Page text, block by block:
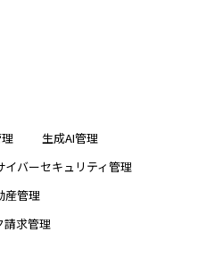
生成AI管理
イバーセキュリティ管理
産管理
請求管理